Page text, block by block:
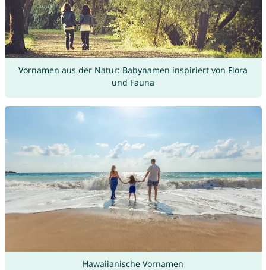
Vornamen aus der Natur: Babynamen inspiriert von Flora
und Fauna
Hawaiianische Vornamen